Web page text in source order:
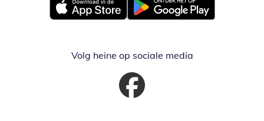
Opent in nieuw vensterOpent in nieuw venster
Volg heine op sociale media
Opent in nieuw venster